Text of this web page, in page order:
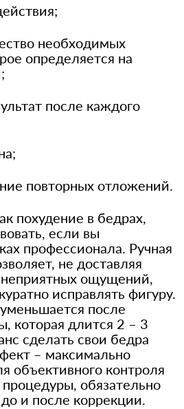
необходимых
определяется на
после каждого
повторных отложений.
похудение в бедрах,
если вы
профессионала. Ручная
не доставляя
ощущений,
исправлять фигуру.
после
которая длится 2 – 3
сделать свои бедра
– максимально
объективного контроля
процедуры, обязательно
и после коррекции.